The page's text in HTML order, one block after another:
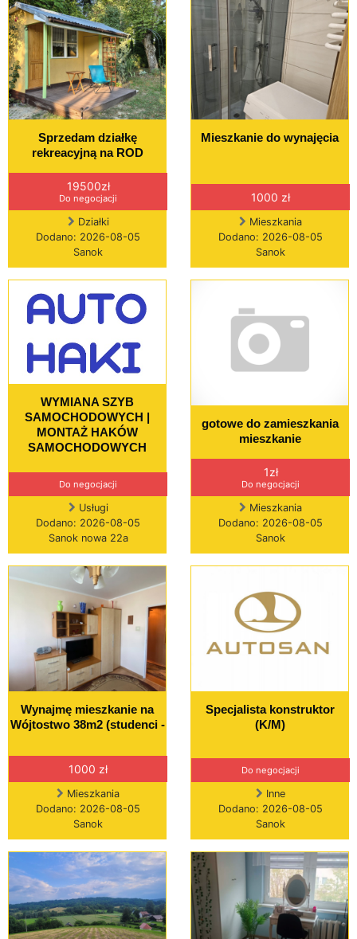
Sprzedam działkę
rekreacyjną na ROD
19500zł
Do negocjacji
Działki
Dodano: 2026-08-05
Sanok
Mieszkanie do wynajęcia
1000 zł
Mieszkania
Dodano: 2026-08-05
Sanok
WYMIANA SZYB
SAMOCHODOWYCH |
MONTAŻ HAKÓW
SAMOCHODOWYCH
Do negocjacji
Usługi
Dodano: 2026-08-05
Sanok nowa 22a
gotowe do zamieszkania
mieszkanie
1zł
Do negocjacji
Mieszkania
Dodano: 2026-08-05
Sanok
Wynajmę mieszkanie na
Wójtostwo 38m2 (studenci -
1000 zł
Mieszkania
Dodano: 2026-08-05
Sanok
Specjalista konstruktor
(K/M)
Do negocjacji
Inne
Dodano: 2026-08-05
Sanok